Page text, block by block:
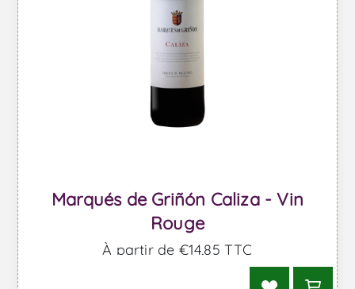
Marqués de Griñón Caliza - Vin
Rouge
À partir de €14,85 TTC